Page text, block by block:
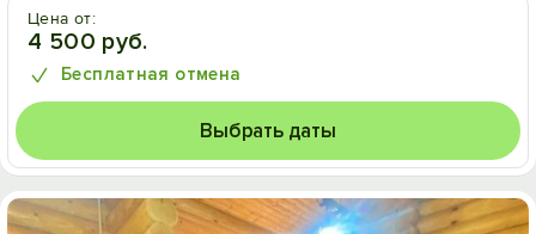
Цена от:
4 500 руб.
Бесплатная отмена
Выбрать даты